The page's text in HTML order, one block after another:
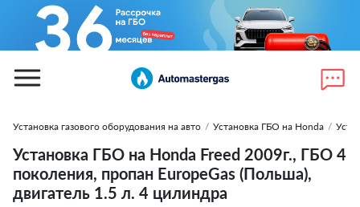
Установка газового оборудования на авто / Установка ГБО на Honda /
Установка ГБО на Honda Freed 2009г., ГБО 4
поколения, пропан EuropeGas (Польша),
двигатель 1.5 л. 4 цилиндра